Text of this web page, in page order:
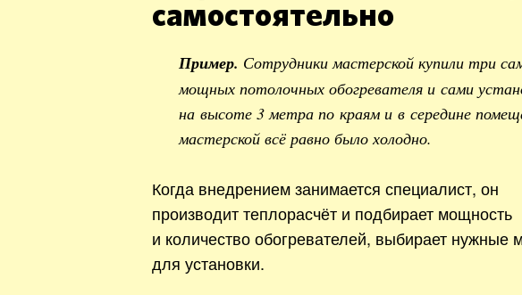
самостоятельно
Пример. Сотрудники мастерской купили три
мощных потолочных обогревателя и сами
на высоте 3 метра по краям и в середине
мастерской всё равно было холодно.
Когда внедрением занимается специалист, он
производит теплорасчёт и подбирает мощность
и количество обогревателей, выбирает нужные
для установки.